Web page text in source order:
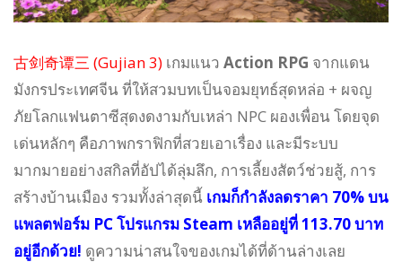
古剑奇谭三 (Gujian 3) เกมแนว Action RPG จากแดน
มังกรประเทศจีน ที่ให้สวมบทเป็นจอมยุทธ์สุดหล่อ + ผจญ
ภัยโลกแฟนตาซีสุดงดงามกับเหล่า NPC ผองเพื่อน โดยจุด
เด่นหลักๆ คือภาพกราฟิกที่สวยเอาเรื่อง และมีระบบ
มากมายอย่างสกิลที่อัปได้ลุ่มลึก, การเลี้ยงสัตว์ช่วยสู้, การ
สร้างบ้านเมือง รวมทั้งล่าสุดนี้ เกมก็กำลังลดราคา 70% บน
แพลตฟอร์ม PC โปรแกรม Steam เหลืออยู่ที่ 113.70 บาท
อยู่อีกด้วย! ดูความน่าสนใจของเกมได้ที่ด้านล่างเลย